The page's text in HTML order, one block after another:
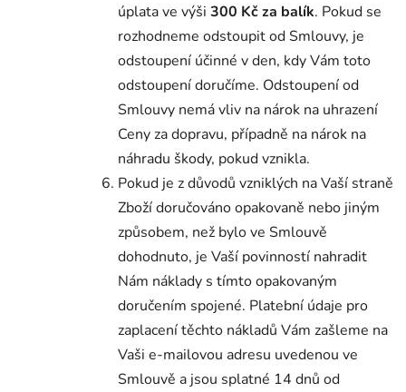
úplata ve výši 300 Kč za balík. Pokud se
rozhodneme odstoupit od Smlouvy, je
odstoupení účinné v den, kdy Vám toto
odstoupení doručíme. Odstoupení od
Smlouvy nemá vliv na nárok na uhrazení
Ceny za dopravu, případně na nárok na
náhradu škody, pokud vznikla.
Pokud je z důvodů vzniklých na Vaší straně
Zboží doručováno opakovaně nebo jiným
způsobem, než bylo ve Smlouvě
dohodnuto, je Vaší povinností nahradit
Nám náklady s tímto opakovaným
doručením spojené. Platební údaje pro
zaplacení těchto nákladů Vám zašleme na
Vaši e-mailovou adresu uvedenou ve
Smlouvě a jsou splatné 14 dnů od